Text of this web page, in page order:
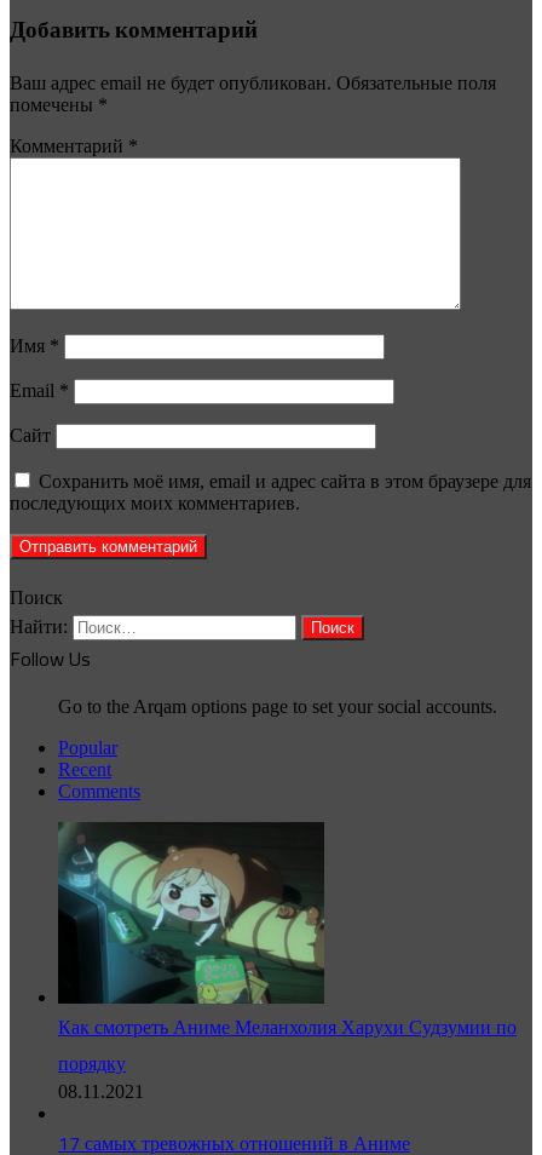
Добавить комментарий
Ваш адрес email не будет опубликован. Обязательные поля
помечены *
Комментарий *
Имя *
Email *
Сайт
Сохранить моё имя, email и адрес сайта в этом браузере для
последующих моих комментариев.
Поиск
Найти:
Follow Us
Go to the Arqam options page to set your social accounts.
Popular
Recent
Comments
Как смотреть Аниме Меланхолия Харухи Судзумии по
порядку
08.11.2021
17 самых тревожных отношений в Аниме